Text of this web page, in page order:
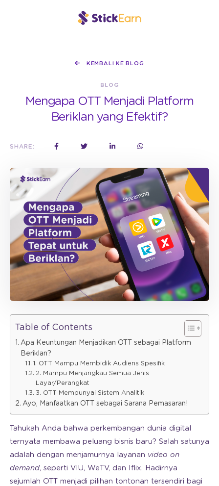
KEMBALI KE BLOG
BLOG
Mengapa OTT Menjadi Platform
Beriklan yang Efektif?
SHARE:
Table of Contents
Apa Keuntungan Menjadikan OTT sebagai Platform
Beriklan?
1. OTT Mampu Membidik Audiens Spesifik
2. Mampu Menjangkau Semua Jenis
Layar/Perangkat
3. OTT Mempunyai Sistem Analitik
Ayo, Manfaatkan OTT sebagai Sarana Pemasaran!
Tahukah Anda bahwa perkembangan dunia digital
ternyata membawa peluang bisnis baru? Salah satunya
adalah dengan menjamurnya layanan video on
demand, seperti VIU, WeTV, dan Iflix. Hadirnya
sejumlah OTT menjadi pilihan tontonan tersendiri bagi